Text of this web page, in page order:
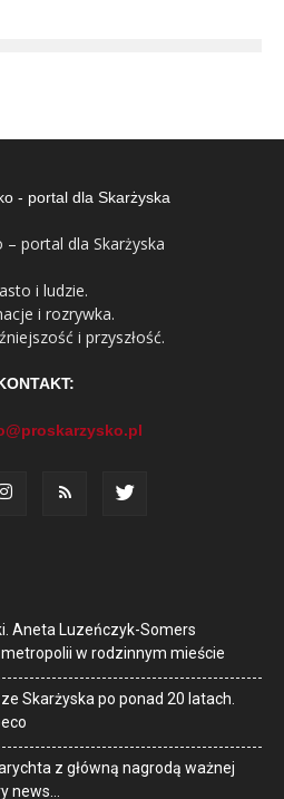
– portal dla Skarżyska
i ludzie.
i rozrywka.
i przyszłość.
Aneta Luzeńczyk-Somers
w rodzinnym mieście
Skarżyska po ponad 20 latach.
z główną nagrodą ważnej
news…